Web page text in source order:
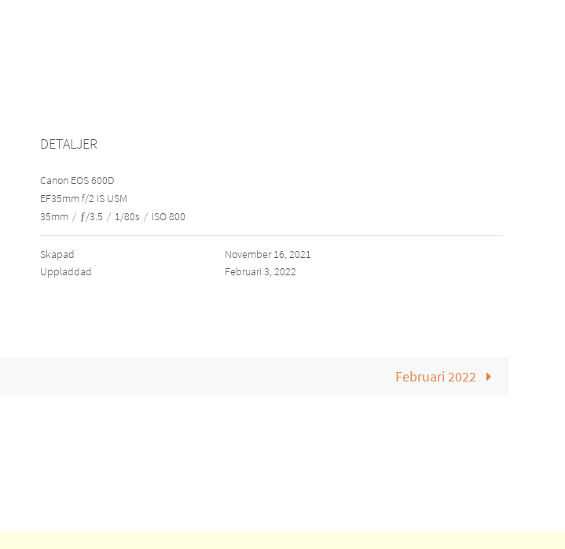
DETALJER
Canon EOS 600D
EF35mm f/2 IS USM
35mm / ƒ/3.5 / 1/80s / ISO 800
Skapad
November 16, 2021
Uppladdad
Februari 3, 2022
Februari 2022